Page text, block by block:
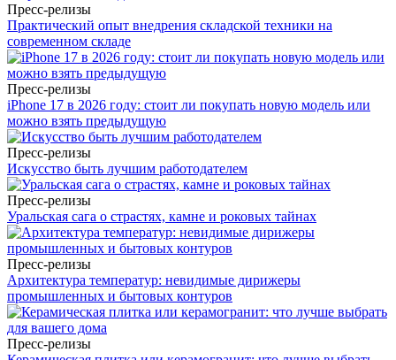
Пресс-релизы
Практический опыт внедрения складской техники на
современном складе
Пресс-релизы
iPhone 17 в 2026 году: стоит ли покупать новую модель или
можно взять предыдущую
Пресс-релизы
Искусство быть лучшим работодателем
Пресс-релизы
Уральская сага о страстях, камне и роковых тайнах
Пресс-релизы
Архитектура температур: невидимые дирижеры
промышленных и бытовых контуров
Пресс-релизы